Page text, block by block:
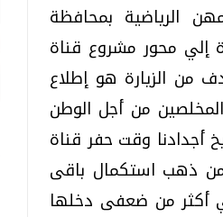
الرياضية بمحافظة
إلي محور مشروع قناة
من الزيارة هو إطلاع
من أجل الوطن
وقت حفر قناة
1869 , سيسطر بأحرف من ذهب استكمال باقى
أكثر من ضعفى دخلها
"جوجل" .. هل يمكن التنبوء
وكيف نتعامل معها؟